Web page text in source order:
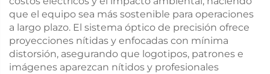
que el equipo sea más sostenible para operaciones
a largo plazo. El sistema óptico de precisión ofrece
proyecciones nítidas y enfocadas con mínima
distorsión, asegurando que logotipos, patrones e
imágenes aparezcan nítidos y profesionales